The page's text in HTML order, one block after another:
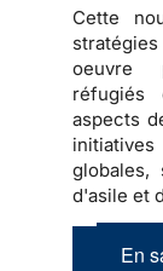
Cette
oeuvre
réfugiés
aspects
globales,
d'asile et
En